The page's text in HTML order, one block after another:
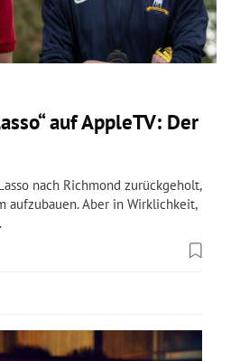
auf AppleTV: Der
nach Richmond zurückgeholt,
aufzubauen. Aber in Wirklichkeit,